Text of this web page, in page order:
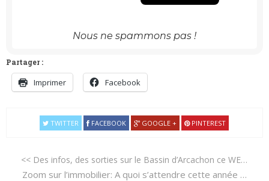
Nous ne spammons pas !
Partager :
Imprimer Facebook
TWITTER FACEBOOK GOOGLE + PINTEREST
<< Des infos, des sorties sur le Bassin d’Arcachon ce WE…
Zoom sur l’immobilier: A quoi s’attendre cette année …